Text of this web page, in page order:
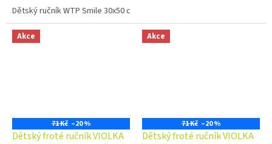
ideální pro každodenní použití.
Dětský ručník WTP Smile 30x50 cm
dobře...
Akce
71 Kč –20 %
Dětský froté ručník VIOLKA
Akce
71 Kč –20 %
Dětský froté ručník VIOLKA